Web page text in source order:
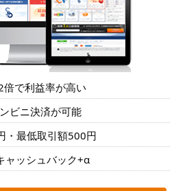
で利益率が高い
ビニ決済が可能
・最低取引額500円
ャッシュバック+α